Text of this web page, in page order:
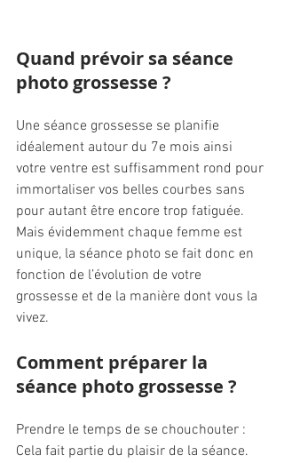
Quand prévoir sa séance
photo grossesse ?
Une séance grossesse se planifie
idéalement autour du 7e mois ainsi
votre ventre est suffisamment rond pour
immortaliser vos belles courbes sans
pour autant être encore trop fatiguée.
Mais évidemment chaque femme est
unique, la séance photo se fait donc en
fonction de l’évolution de votre
grossesse et de la manière dont vous la
vivez.
Comment préparer la
séance photo grossesse ?
Prendre le temps de se chouchouter :
Cela fait partie du plaisir de la séance.